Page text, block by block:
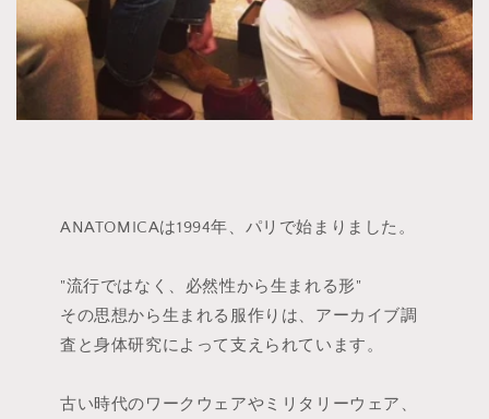
ANATOMICAは1994年、パリで始まりました。
"流行ではなく、必然性から生まれる形"
その思想から生まれる服作りは、アーカイブ調
査と身体研究によって支えられています。
古い時代のワークウェアやミリタリーウェア、